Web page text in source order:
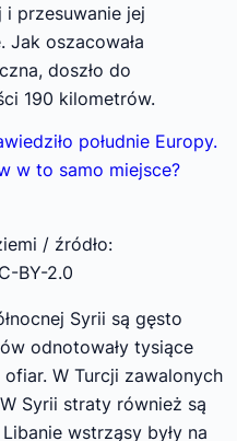
i przesuwanie jej
oszacowała
doszło do
190 kilometrów.
południe Europy.
w to samo miejsce?
/ źródło:
BY-2.0
Syrii są gęsto
odnotowały tysiące
W Turcji zawalonych
Syrii straty również są
wstrząsy były na